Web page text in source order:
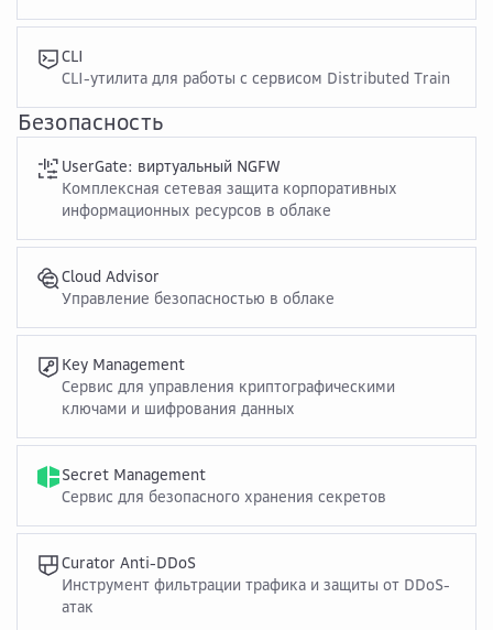
CLI
CLI-утилита для работы с сервисом Distributed Train
Безопасность
UserGate: виртуальный NGFW
Комплексная сетевая защита корпоративных
информационных ресурсов в облаке
Cloud Advisor
Управление безопасностью в облаке
Key Management
Cервис для управления криптографическими
ключами и шифрования данных
Secret Management
Сервис для безопасного хранения секретов
Curator Anti-DDoS
Инструмент фильтрации трафика и защиты от DDoS-
атак